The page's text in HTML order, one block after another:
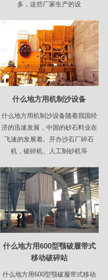
多，这些厂家生产的设
什么地方用机制沙设备
什么地方用机制沙设备随着我国经
济的迅速发展，中国的砂石料业在
飞速的发展着。开办沙石厂碎石
机，破碎机、人工制砂机等
什么地方用600型颚破履带式
移动破碎站
什么地方用600型颚破履带式移动